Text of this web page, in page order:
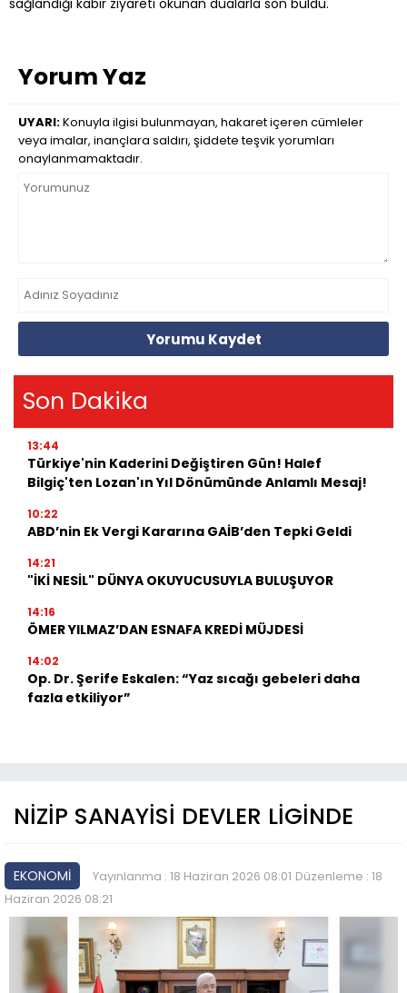
sağlandığı kabir ziyareti okunan dualarla son buldu.
Yorum Yaz
UYARI:Konuyla ilgisi bulunmayan, hakaret içeren cümleler
veya imalar, inançlara saldırı, şiddete teşvik yorumları
onaylanmamaktadır.
Yorumu Kaydet
Son Dakika
13:44
Türkiye'nin Kaderini Değiştiren Gün! Halef
Bilgiç'ten Lozan'ın Yıl Dönümünde Anlamlı Mesaj!
10:22
ABD’nin Ek Vergi Kararına GAİB’den Tepki Geldi
14:21
"İKİ NESİL" DÜNYA OKUYUCUSUYLA BULUŞUYOR
14:16
ÖMER YILMAZ’DAN ESNAFA KREDİ MÜJDESİ
14:02
Op. Dr. Şerife Eskalen: “Yaz sıcağı gebeleri daha
fazla etkiliyor”
NİZİP SANAYİSİ DEVLER LİGİNDE
EKONOMİ Yayınlanma : 18 Haziran 2026 08:01 Düzenleme : 18
Haziran 2026 08:21